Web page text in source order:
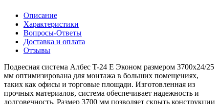
Описание
Характеристики
Вопросы-Ответы
Доставка и оплата
Отзывы
Подвесная система Албес T-24 E Эконом размером 3700х24/25
мм оптимизирована для монтажа в больших помещениях,
таких как офисы и торговые площади. Изготовленная из
прочных материалов, система обеспечивает надежность и
долговечность. Размер 3700 мм позволяет скрыть конструкции